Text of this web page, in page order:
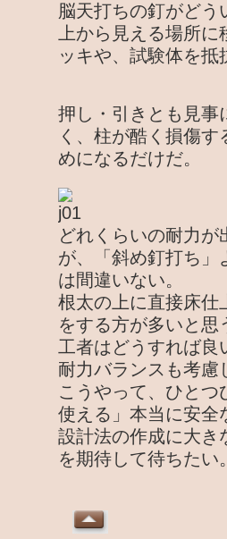
脳天打ちの釘がど
上から見える場所
ッキや、試験体を
押し・引きとも見事
く、柱が酷く損傷
めになるだけだ。
どれくらいの耐力
が、「斜め釘打ち」
は間違いない。
根太の上に直接床仕
をする方が多いと
工者はどうすれば良
耐力バランスも考慮
こうやって、ひと
使える」本当に安全
設計法の作成に大き
を期待して待ちたい。